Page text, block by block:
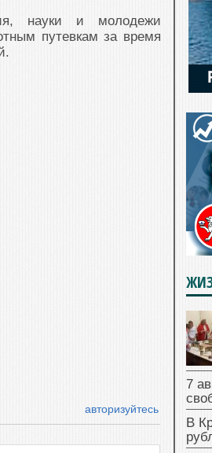
науки и молодежи
путевкам за время
авторизуйтесь
7
В